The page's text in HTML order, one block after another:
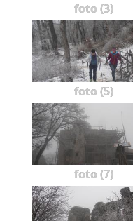
foto (3)
foto (5)
foto (7)